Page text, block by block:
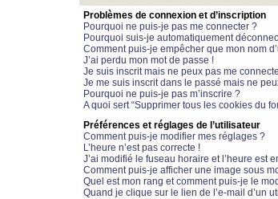
Problèmes de connexion et d’inscription
Pourquoi ne puis-je pas me connecter ?
Pourquoi suis-je automatiquement
Comment puis-je empêcher que mon nom
J’ai perdu mon mot de passe !
Je suis inscrit mais ne peux pas me
Je me suis inscrit dans le passé mais ne
Pourquoi ne puis-je pas m’inscrire ?
A quoi sert “Supprimer tous les cookies du
Préférences et réglages de l’utilisateur
Comment puis-je modifier mes réglages ?
L’heure n’est pas correcte !
J’ai modifié le fuseau horaire et l’heure est
Comment puis-je afficher une image sous
Quel est mon rang et comment puis-je le
Quand je clique sur le lien de l’e-mail d’un